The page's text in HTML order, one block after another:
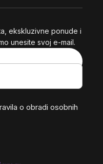
ekskluzivne ponude i
unesite svoj e-mail.
o obradi osobnih